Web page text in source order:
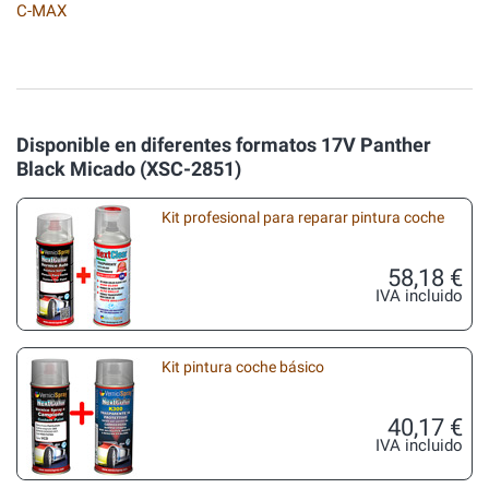
C-MAX
Disponible en diferentes formatos 17V Panther
Black Micado (XSC-2851)
Kit profesional para reparar pintura coche
58,18 €
IVA incluido
Kit pintura coche básico
40,17 €
IVA incluido